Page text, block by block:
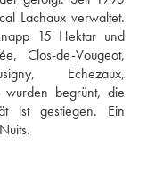
Lachaux verwaltet.
15 Hektar und
Clos-de-Vougeot,
Echezaux,
wurden begrünt, die
ist gestiegen. Ein